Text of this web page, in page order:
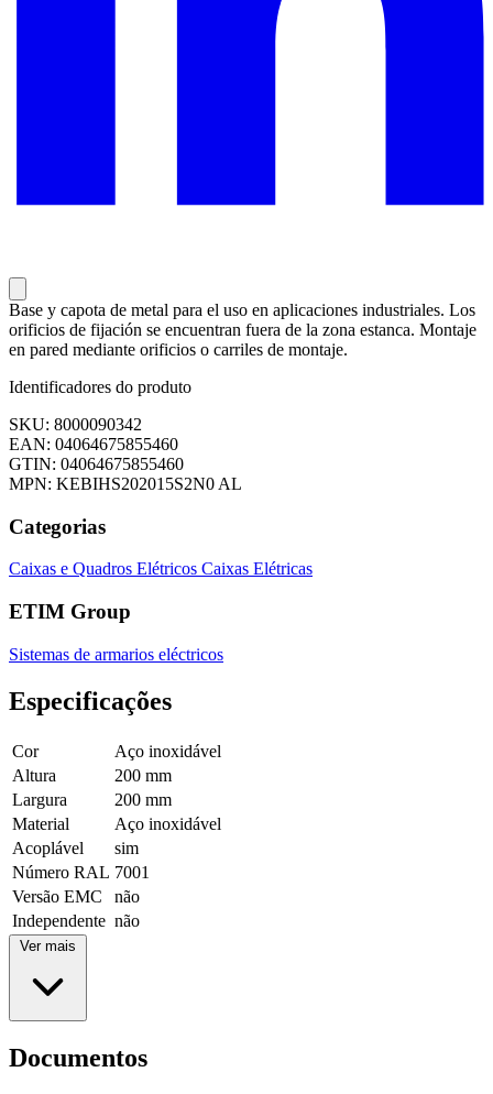
Base y capota de metal para el uso en aplicaciones industriales. Los
orificios de fijación se encuentran fuera de la zona estanca. Montaje
en pared mediante orificios o carriles de montaje.
Identificadores do produto
SKU: 8000090342
EAN: 04064675855460
GTIN: 04064675855460
MPN: KEBIHS202015S2N0 AL
Categorias
Caixas e Quadros Elétricos Caixas Elétricas
ETIM Group
Sistemas de armarios eléctricos
Especificações
Cor
Aço inoxidável
Altura
200 mm
Largura
200 mm
Material
Aço inoxidável
Acoplável
sim
Número RAL 7001
Versão EMC
não
Independente não
Ver mais
Documentos